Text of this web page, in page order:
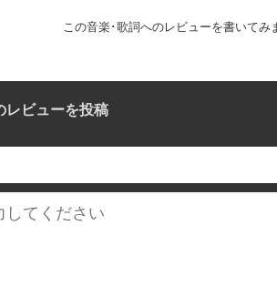
この音楽･歌詞へのレビューを書いてみ
レビューを投稿